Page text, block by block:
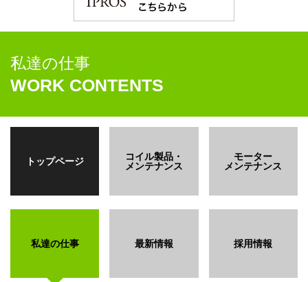
私達の仕事
WORK CONTENTS
トップページ
コイル製品・
メンテナンス
モーター
メンテナンス
私達の仕事 最新情報 採用情報